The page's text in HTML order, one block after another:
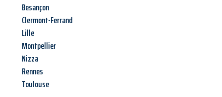
Besançon
Clermont-Ferrand
Lille
Montpellier
Nizza
Rennes
Toulouse